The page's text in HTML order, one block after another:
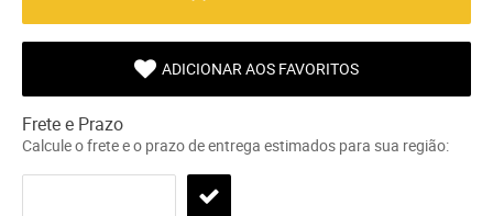
ADICIONAR AOS FAVORITOS
Frete e Prazo
Calcule o frete e o prazo de entrega estimados para sua região: